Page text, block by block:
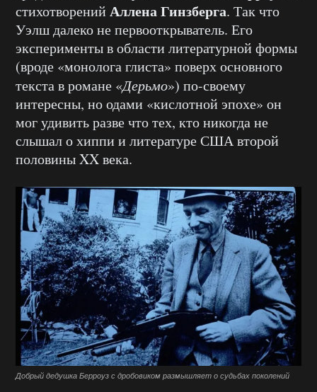
стихотворений Аллена Гинзберга. Так что
Уэлш далеко не первооткрыватель. Его
эксперименты в области литературной формы
(вроде «монолога глиста» поверх основного
текста в романе «Дерьмо») по-своему
интересны, но одами «кислотной эпохе» он
мог удивить разве что тех, кто никогда не
слышал о хиппи и литературе США второй
половины XX века.
Добрый дедушка Берроуз с дробовиком размышляет о судьбах поколений